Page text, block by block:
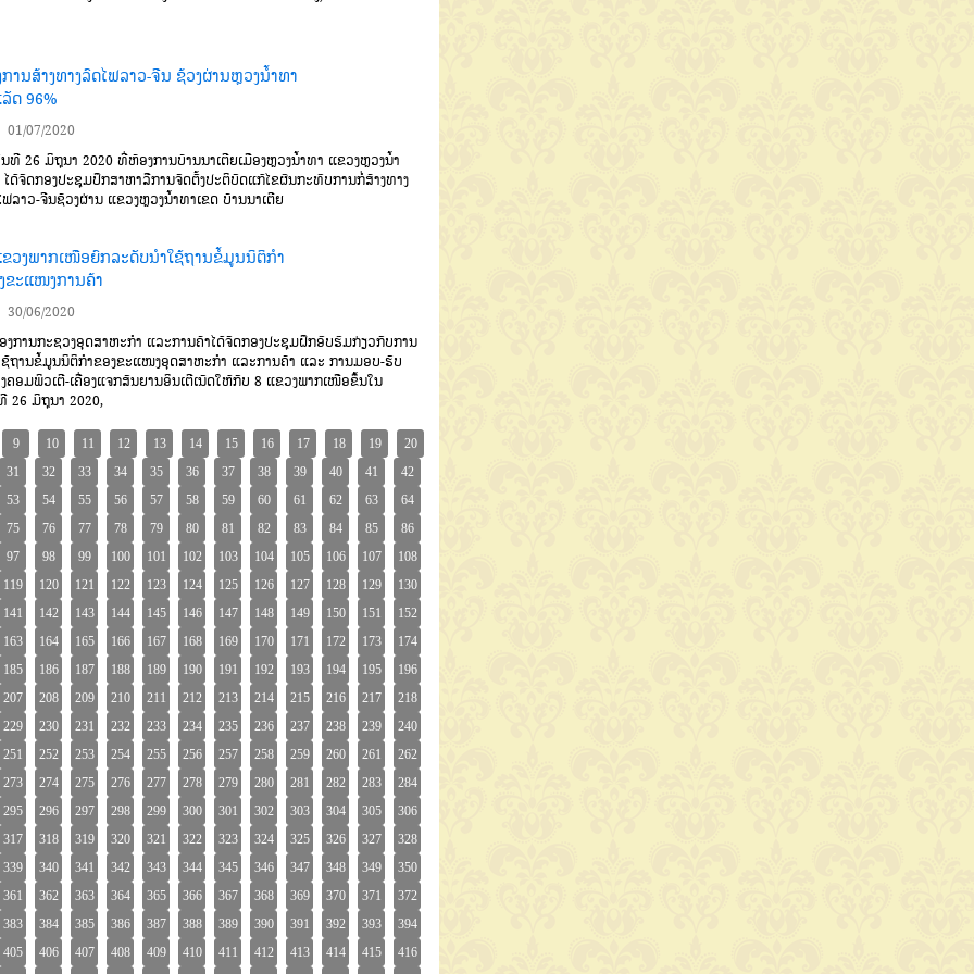
ການສ້າງທາງລົດໄຟລາວ-ຈີນ ຊ້ວງຜ່ານຫຼວງນໍ້າທາ
ລັດ 96%
01/07/2020
ທີ26 ມິຖຸນາ 2020 ທີ່ຫ້ອງການບ້ານນາເຕີຍເມືອງຫຼວງນໍ້າທາ ແຂວງຫຼວງນໍ້າ
ໄດ້ຈັດກອງປະຊຸມປຶກສາຫາລືການຈັດຕັ້ງປະຕິບັດແກ້ໄຂຜົນກະທົບການກໍ່ສ້າງທາງ
ລາວ-ຈີນຊ້ວງຜ່ານ ແຂວງຫຼວງນໍ້າທາເຂດ ບ້ານນາເຕີຍ
ວງພາກເໜືອຍົກລະດັບນໍາໃຊ້ຖານຂໍ້ມູນນິຕິກຳ
ຂະແໜງການຄ້າ
30/06/2020
ການກະຊວງອຸດສາຫະກໍາ ແລະການຄ້າໄດ້ຈັດກອງປະຊຸມຝຶກອົບຮົມກ່ຽວກັບການ
ຊ້ຖານຂໍ້ມູນນິຕິກໍາຂອງຂະແໜງອຸດສາຫະກຳ ແລະການຄ້າ ແລະ ການມອບ-ຮັບ
ຄອມພິວເຕີ-ເຄື່ອງແຈກສັນຍານອິນເຕີເນັດໃຫ້ກັບ 8 ແຂວງພາກເໜືອຂຶ້ນໃນ
26 ມິຖຸນາ 2020,